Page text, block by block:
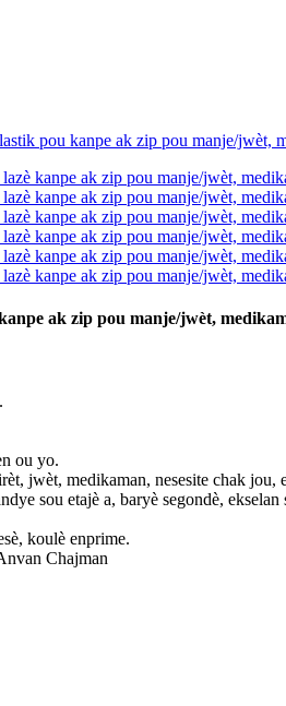
ak zip pou manje/jwèt,
ou yo.
jwèt, medikaman, nesesite chak jou,
sou etajè a, baryè segondè,
koulè enprime.
Chajman